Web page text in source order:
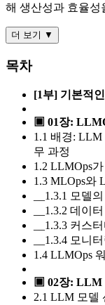
해 생산성과 효율성
더 보기 ▼
목차
[1부] 기본적
▣ 01장:
1.1 배경:
무 과정
1.2 LLMOps
1.3 MLOps와
__1.3.1 모델
__1.3.2 데이
__1.3.3 커스
__1.3.4 모니
1.4 LLMOps
▣ 02장: LLM
2.1 LLM 모델